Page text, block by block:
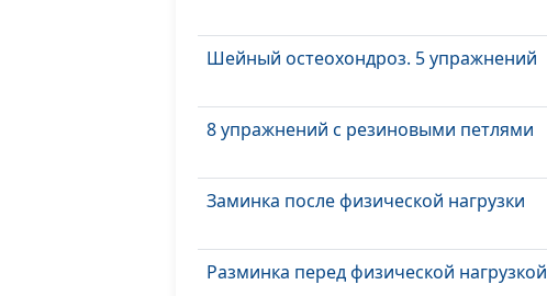
Шейный остеохондроз. 5 упражнений
8 упражнений с резиновыми петлями
Заминка после физической нагрузки
Разминка перед физической нагрузкой